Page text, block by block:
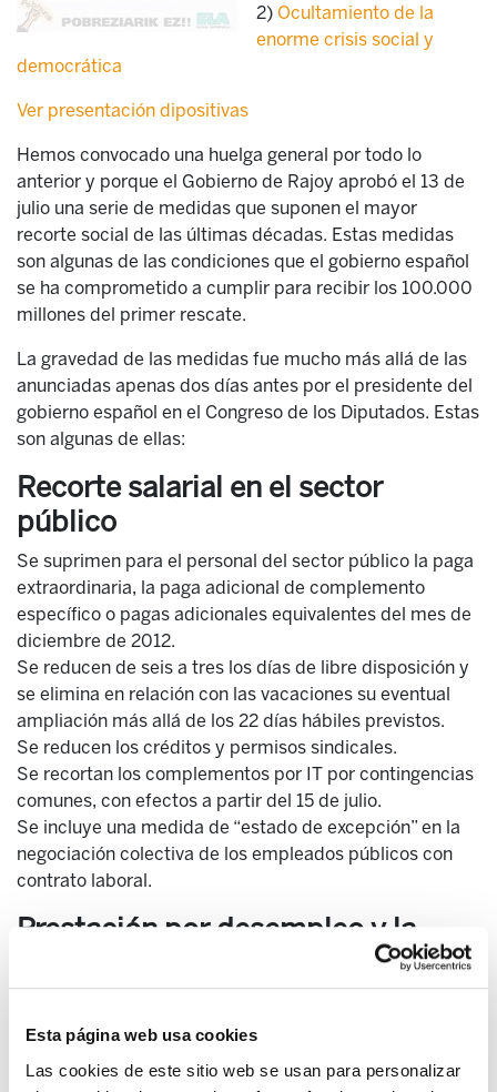
Esta página web usa cookies
Las cookies de este sitio web se usan para personalizar
2) Ocultamiento de la
enorme crisis social y
democrática
Ver presentación dipositivas
Hemos convocado una huelga general por todo lo
anterior y porque el Gobierno de Rajoy aprobó el 13 de
julio una serie de medidas que suponen el mayor
recorte social de las últimas décadas. Estas medidas
son algunas de las condiciones que el gobierno español
se ha comprometido a cumplir para recibir los 100.000
millones del primer rescate.
La gravedad de las medidas fue mucho más allá de las
anunciadas apenas dos días antes por el presidente del
gobierno español en el Congreso de los Diputados. Estas
son algunas de ellas:
Recorte salarial en el sector
público
Se suprimen para el personal del sector público la paga
extraordinaria, la paga adicional de complemento
específico o pagas adicionales equivalentes del mes de
diciembre de 2012.
Se reducen de seis a tres los días de libre disposición y
se elimina en relación con las vacaciones su eventual
ampliación más allá de los 22 días hábiles previstos.
Se reducen los créditos y permisos sindicales.
Se recortan los complementos por IT por contingencias
comunes, con efectos a partir del 15 de julio.
Se incluye una medida de “estado de excepción” en la
negociación colectiva de los empleados públicos con
contrato laboral.
Prestación por desempleo y la
partir del sexto mes
tienen empleo a tiempo parcial.